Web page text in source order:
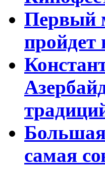
Первый
пройдет
самая